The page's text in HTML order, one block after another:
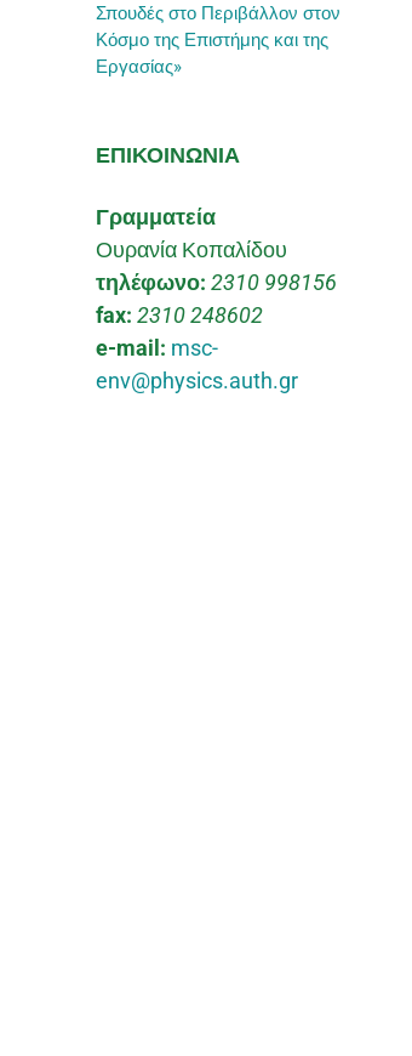
Σπουδές στο Περιβάλλον στον
Κόσμο της Επιστήμης και της
Εργασίας»
ΕΠΙΚΟΙΝΩΝΙΑ
Γραμματεία
Ουρανία Κοπαλίδου
τηλέφωνο: 2310 998156
fax: 2310 248602
e-mail: msc-
env@physics.auth.gr